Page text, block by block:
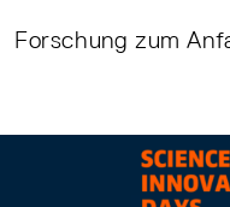
Forschung zum